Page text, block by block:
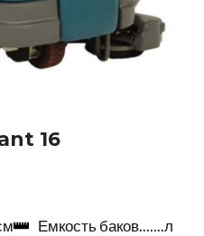
16
Емкость баков.......л